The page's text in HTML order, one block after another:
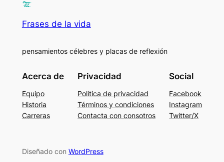
Frases de la vida
pensamientos célebres y placas de reflexión
Acerca de
Equipo
Historia
Carreras
Privacidad
Política de privacidad
Términos y condiciones
Contacta con consotros
Social
Facebook
Instagram
Twitter/X
Diseñado con WordPress